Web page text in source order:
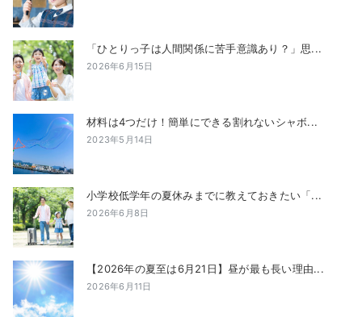
「ひとりっ子は人間関係に苦手意識あり？」思...
2026年6月15日
材料は4つだけ！簡単にできる割れないシャボ...
2023年5月14日
小学校低学年の夏休みまでに教えておきたい「...
2026年6月8日
【2026年の夏至は6月21日】昼が最も長い理由...
2026年6月11日